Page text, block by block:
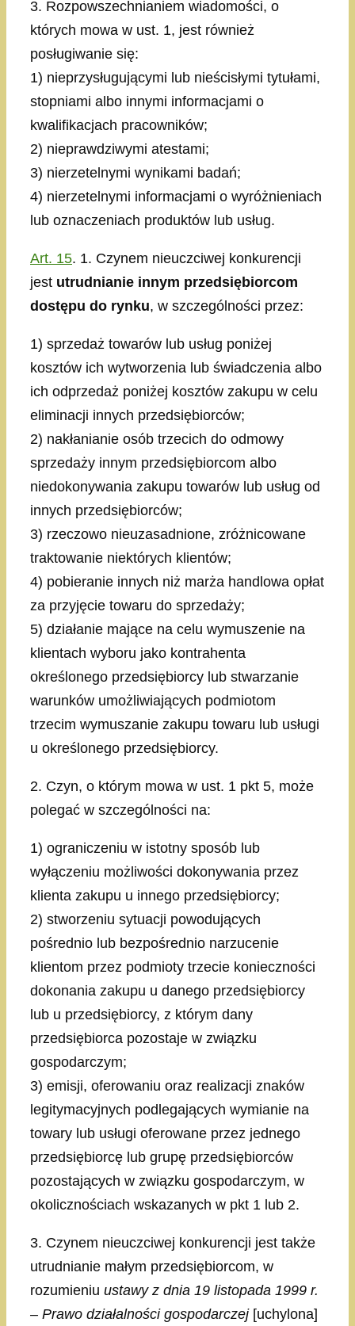
3. Rozpowszechnianiem wiadomości, o
których mowa w ust. 1, jest również
posługiwanie się:
1) nieprzysługującymi lub nieścisłymi tytułami,
stopniami albo innymi informacjami o
kwalifikacjach pracowników;
2) nieprawdziwymi atestami;
3) nierzetelnymi wynikami badań;
4) nierzetelnymi informacjami o wyróżnieniach
lub oznaczeniach produktów lub usług.
Art. 15. 1. Czynem nieuczciwej konkurencji
jest utrudnianie innym przedsiębiorcom
dostępu do rynku, w szczególności przez:
1) sprzedaż towarów lub usług poniżej
kosztów ich wytworzenia lub świadczenia albo
ich odprzedaż poniżej kosztów zakupu w celu
eliminacji innych przedsiębiorców;
2) nakłanianie osób trzecich do odmowy
sprzedaży innym przedsiębiorcom albo
niedokonywania zakupu towarów lub usług od
innych przedsiębiorców;
3) rzeczowo nieuzasadnione, zróżnicowane
traktowanie niektórych klientów;
4) pobieranie innych niż marża handlowa opłat
za przyjęcie towaru do sprzedaży;
5) działanie mające na celu wymuszenie na
klientach wyboru jako kontrahenta
określonego przedsiębiorcy lub stwarzanie
warunków umożliwiających podmiotom
trzecim wymuszanie zakupu towaru lub usługi
u określonego przedsiębiorcy.
2. Czyn, o którym mowa w ust. 1 pkt 5, może
polegać w szczególności na:
1) ograniczeniu w istotny sposób lub
wyłączeniu możliwości dokonywania przez
klienta zakupu u innego przedsiębiorcy;
2) stworzeniu sytuacji powodujących
pośrednio lub bezpośrednio narzucenie
klientom przez podmioty trzecie konieczności
dokonania zakupu u danego przedsiębiorcy
lub u przedsiębiorcy, z którym dany
przedsiębiorca pozostaje w związku
gospodarczym;
3) emisji, oferowaniu oraz realizacji znaków
legitymacyjnych podlegających wymianie na
towary lub usługi oferowane przez jednego
przedsiębiorcę lub grupę przedsiębiorców
pozostających w związku gospodarczym, w
okolicznościach wskazanych w pkt 1 lub 2.
3. Czynem nieuczciwej konkurencji jest także
utrudnianie małym przedsiębiorcom, w
rozumieniu ustawy z dnia 19 listopada 1999 r.
– Prawo działalności gospodarczej [uchylona]